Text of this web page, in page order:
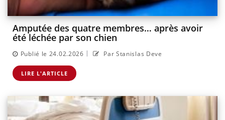
Amputée des quatre membres… après avoir
été léchée par son chien
Publié le 24.02.2026 | Par Stanislas Deve
LIRE L'ARTICLE